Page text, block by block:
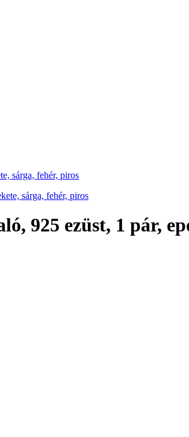
sárga, fehér, piros
925 ezüst, 1 pár,